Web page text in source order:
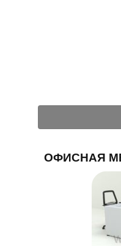
ОФИСНАЯ